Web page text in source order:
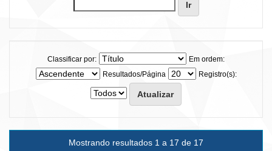
Classificar por:
Em ordem:
Resultados/Página
Registro(s):
Mostrando resultados 1 a 17 de 17